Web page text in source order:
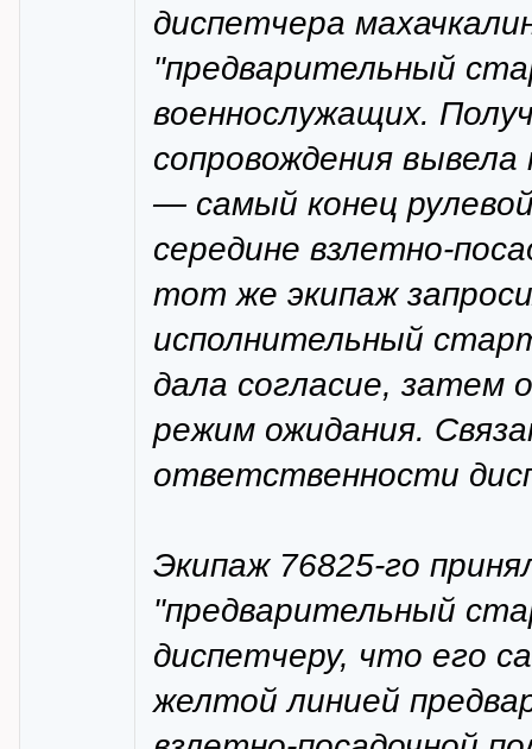
диспетчера
"предварительный
военнослужащих.
сопровождения
— самый конец
середине взлетно-
тот же экипаж
исполнительный
дала согласие, затем
режим ожидания.
ответственности
Экипаж 76825-го
"предварительный
диспетчеру, что его
желтой линией